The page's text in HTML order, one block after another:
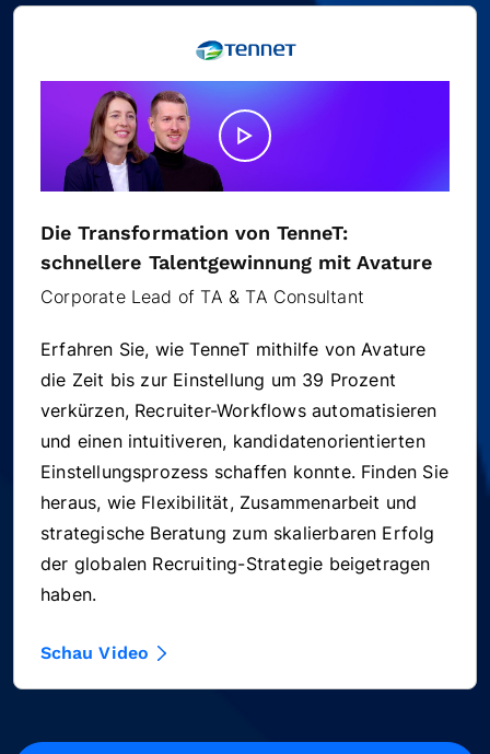
Die Transformation von TenneT:
schnellere Talentgewinnung mit Avature
Corporate Lead of TA & TA Consultant
Erfahren Sie, wie TenneT mithilfe von Avature
die Zeit bis zur Einstellung um 39 Prozent
verkürzen, Recruiter-Workflows automatisieren
und einen intuitiveren, kandidatenorientierten
Einstellungsprozess schaffen konnte. Finden Sie
heraus, wie Flexibilität, Zusammenarbeit und
strategische Beratung zum skalierbaren Erfolg
der globalen Recruiting-Strategie beigetragen
haben.
Schau Video